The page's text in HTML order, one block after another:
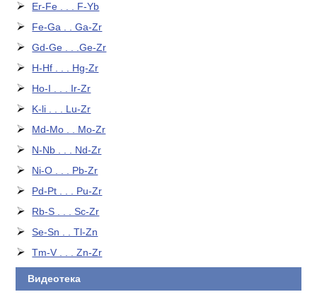
Er-Fe . . . F-Yb
Fe-Ga . . Ga-Zr
Gd-Ge . . .Ge-Zr
H-Hf . . . Hg-Zr
Ho-I . . . Ir-Zr
K-li . . . Lu-Zr
Md-Mo . . Mo-Zr
N-Nb . . . Nd-Zr
Ni-O . . . Pb-Zr
Pd-Pt . . . Pu-Zr
Rb-S . . . Sc-Zr
Se-Sn . . Tl-Zn
Tm-V . . . Zn-Zr
Видеотека